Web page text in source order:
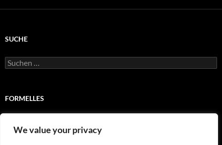
We value your privacy
SUCHE
Suchen
nach:
FORMELLES